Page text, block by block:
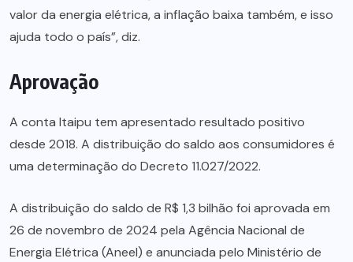
valor da energia elétrica, a inflação baixa também, e isso
ajuda todo o país”, diz.
Aprovação
A conta Itaipu tem apresentado resultado positivo
desde 2018. A distribuição do saldo aos consumidores é
uma determinação do Decreto 11.027/2022.
A distribuição do saldo de R$ 1,3 bilhão foi aprovada em
26 de novembro de 2024 pela Agência Nacional de
Energia Elétrica (Aneel) e anunciada pelo Ministério de